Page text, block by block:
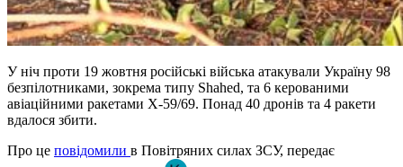
У ніч проти 19 жовтня російські війська атакували Україну 98
безпілотниками, зокрема типу Shahed, та 6 керованими
авіаційними ракетами Х-59/69. Понад 40 дронів та 4 ракети
вдалося збити.
Про це повідомили в Повітряних силах ЗСУ, передає